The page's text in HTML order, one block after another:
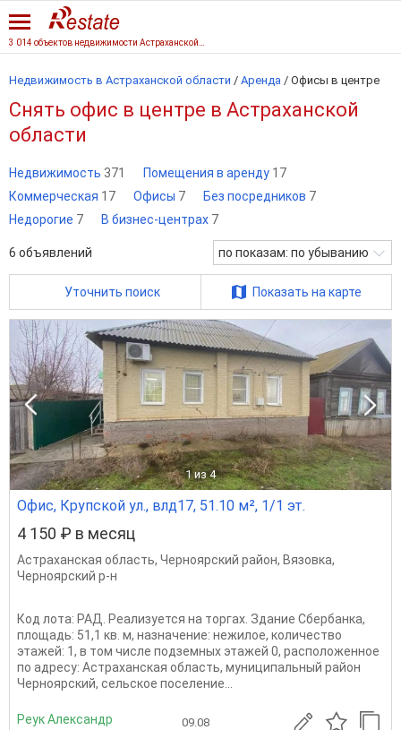
Недвижимость в Астраханской области / Аренда / Офисы в центре
Снять офис в центре в Астраханской
области
Недвижимость 371 Помещения в аренду 17
Коммерческая 17 Офисы 7 Без посредников 7
Недорогие 7 В бизнес-центрах 7
6 объявлений по показам: по убыванию
Уточнить поиск Показать на карте
1 из 4
Офис, Крупской ул., влд17, 51.10 м², 1/1 эт.
4 150 ₽ в месяц
Астраханская область, Черноярский район, Вязовка,
Черноярский р-н
Код лота: РАД. Реализуется на торгах. Здание Сбербанка,
площадь: 51,1 кв. м, назначение: нежилое, количество
этажей: 1, в том числе подземных этажей 0, расположенное
по адресу: Астраханская область, муниципальный район
Черноярский, сельское поселение...
Реук Александр 09.08